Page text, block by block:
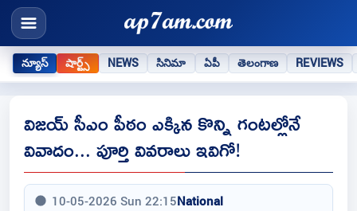
న్యూస్ షార్ట్స్ NEWS సినిమా ఏపీ తెలంగాణ REVIEWS
విజయ్ సీఎం పీఠం ఎక్కిన కొన్ని గంటల్లోనే
వివాదం... పూర్తి వివరాలు ఇవిగో!
10-05-2026 Sun 22:15National